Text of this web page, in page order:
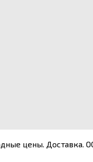
цены.